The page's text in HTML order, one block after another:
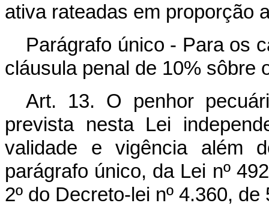
ativa rateadas em proporção
Parágrafo único - Para os
cláusula penal de 10% sôbre
Art. 13. O penhor
prevista nesta Lei
validade e vigência além
parágrafo único, da Lei nº
2º do Decreto-lei nº 4.360,